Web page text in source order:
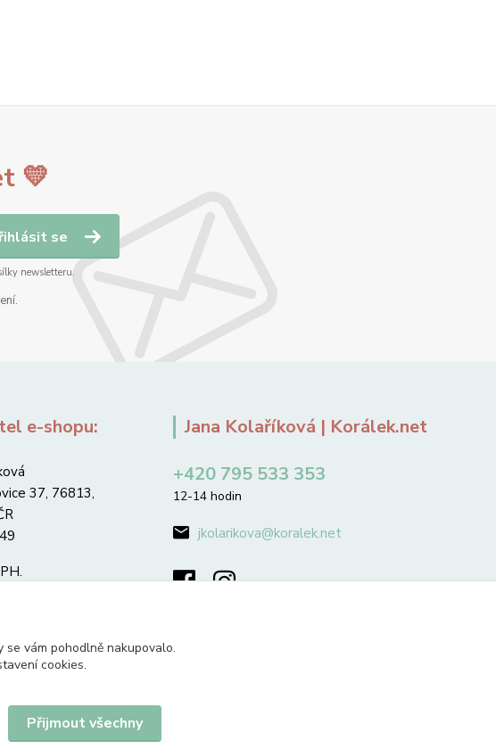
💛
se
newsletteru.
e-shopu:
37, 76813,
Jana Kolaříková | Korálek.net
+420 795 533 353
12-14 hodin
jkolarikova@koralek.net
vám pohodlně nakupovalo.
cookies.
Přijmout všechny